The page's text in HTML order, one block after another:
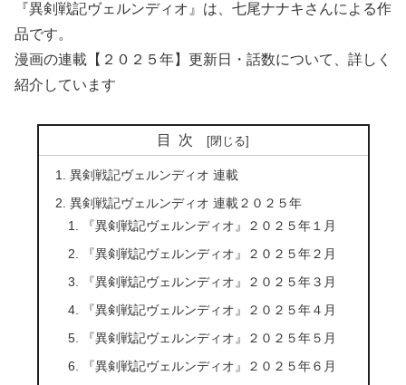
『異剣戦記ヴェルンディオ』は、七尾ナナキさんによる作
品です。
漫画の連載【２０２５年】更新日・話数について、詳しく
紹介しています
目次
異剣戦記ヴェルンディオ 連載
異剣戦記ヴェルンディオ 連載２０２５年
『異剣戦記ヴェルンディオ』２０２５年１月
『異剣戦記ヴェルンディオ』２０２５年２月
『異剣戦記ヴェルンディオ』２０２５年３月
『異剣戦記ヴェルンディオ』２０２５年４月
『異剣戦記ヴェルンディオ』２０２５年５月
『異剣戦記ヴェルンディオ』２０２５年６月